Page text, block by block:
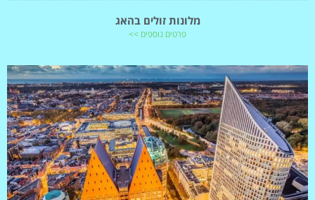
מלונות זולים בהאג
פרטים נוספים >>